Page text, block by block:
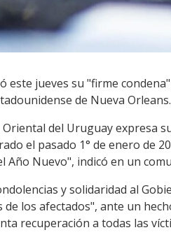
este jueves su "firme
de Nueva Orleans.
Oriental del Uruguay expresa
el pasado 1° de enero de
Año Nuevo", indicó en un
y solidaridad al
de los afectados", ante un
recuperación a todas las